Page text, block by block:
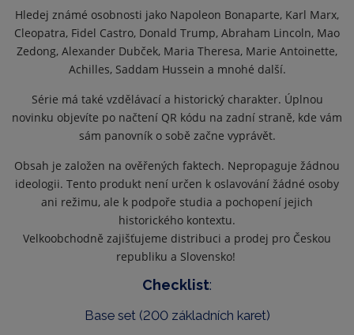
Hledej známé osobnosti jako Napoleon Bonaparte, Karl Marx,
Cleopatra, Fidel Castro, Donald Trump, Abraham Lincoln, Mao
Zedong, Alexander Dubček, Maria Theresa, Marie Antoinette,
Achilles, Saddam Hussein a mnohé další.
Série má také vzdělávací a historický charakter. Úplnou
novinku objevíte po načtení QR kódu na zadní straně, kde vám
sám panovník o sobě začne vyprávět.
Obsah je založen na ověřených faktech. Nepropaguje žádnou
ideologii. Tento produkt není určen k oslavování žádné osoby
ani režimu, ale k podpoře studia a pochopení jejich
historického kontextu.
Velkoobchodně zajišťujeme distribuci a prodej pro Českou
republiku a Slovensko!
Checklist:
Base set (200 základních karet)